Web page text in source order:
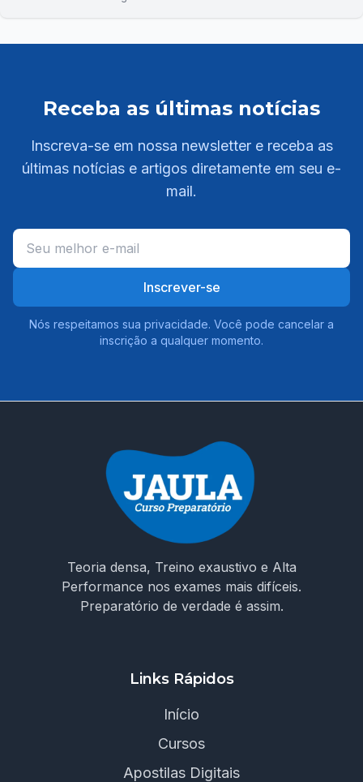
Receba as últimas notícias
Inscreva-se em nossa newsletter e receba as
últimas notícias e artigos diretamente em seu e-
mail.
Inscrever-se
Nós respeitamos sua privacidade. Você pode cancelar a
inscrição a qualquer momento.
Teoria densa, Treino exaustivo e Alta
Performance nos exames mais difíceis.
Preparatório de verdade é assim.
Links Rápidos
Início
Cursos
Apostilas Digitais